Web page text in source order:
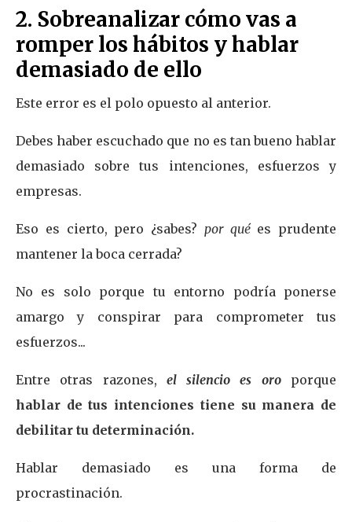
2. Sobreanalizar cómo vas a
romper los hábitos y hablar
demasiado de ello
Este error es el polo opuesto al anterior.
Debes haber escuchado que no es tan bueno hablar
demasiado sobre tus intenciones, esfuerzos y
empresas.
Eso es cierto, pero ¿sabes? por quées prudente
mantener la boca cerrada?
No es solo porque tu entorno podría ponerse
amargo y conspirar para comprometer tus
esfuerzos...
Entre otras razones, el silencio es oroporque
hablar de tus intenciones tiene su manera de
debilitar tu determinación.
Hablar demasiado es una forma de
procrastinación.